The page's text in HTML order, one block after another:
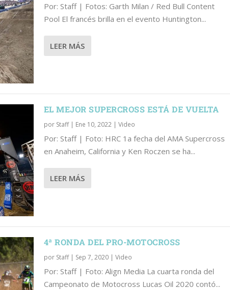
Por: Staff | Fotos: Garth Milan / Red Bull Content
Pool El francés brilla en el evento Huntington...
LEER MÁS
EL MEJOR SUPERCROSS ESTÁ DE VUELTA
por Staff| Ene 10, 2022| Video
Por: Staff | Foto: HRC 1a fecha del AMA Supercross
en Anaheim, California y Ken Roczen se ha...
LEER MÁS
4ª RONDA DEL PRO-MOTOCROSS
por Staff| Sep 7, 2020| Video
Por: Staff | Foto: Align Media La cuarta ronda del
Campeonato de Motocross Lucas Oil 2020 contó...